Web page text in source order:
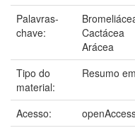
Palavras-
chave:
Cactácea
Arácea
Tipo do
material:
Resumo
Acesso: